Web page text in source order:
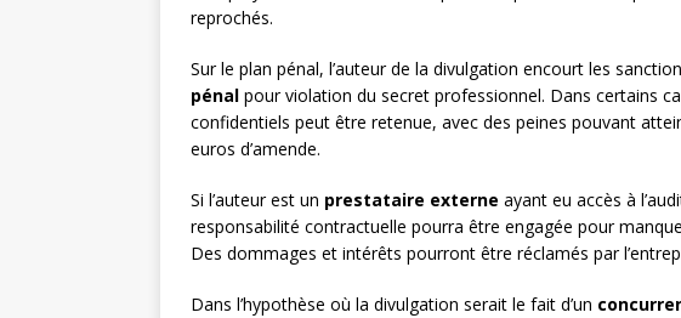
reprochés.
Sur le plan pénal, l’auteur de la divulgation encourt les
pénal pour violation du secret professionnel. Dans certains
confidentiels peut être retenue, avec des peines pouvant
euros d’amende.
Si l’auteur est un prestataire externe ayant eu accès à
responsabilité contractuelle pourra être engagée pour
Des dommages et intérêts pourront être réclamés par
Dans l’hypothèse où la divulgation serait le fait d’un